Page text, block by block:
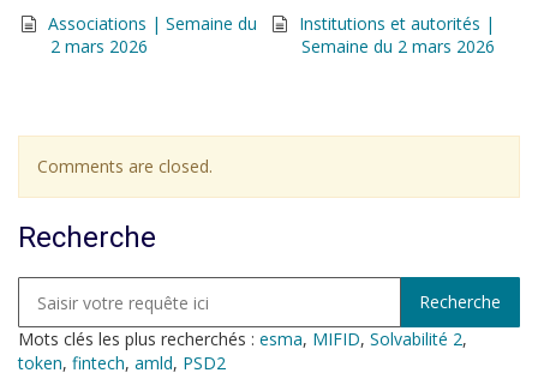
Associations | Semaine du
2 mars 2026
Institutions et autorités |
Semaine du 2 mars 2026
Comments are closed.
Recherche
Mots clés les plus recherchés : esma, MIFID, Solvabilité 2,
token, fintech, amld, PSD2